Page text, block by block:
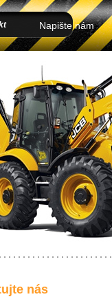
Napište nám
nás